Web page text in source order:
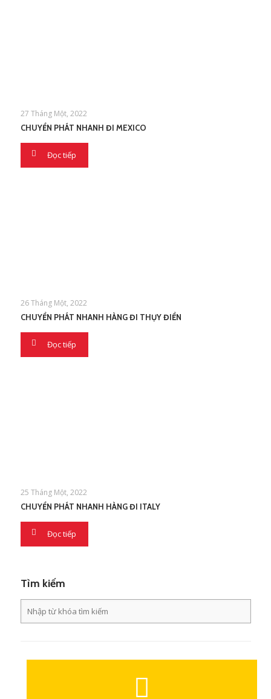
27 Tháng Một, 2022
CHUYỂN PHÁT NHANH ĐI MEXICO
Đọc tiếp
26 Tháng Một, 2022
CHUYỂN PHÁT NHANH HÀNG ĐI THỤY ĐIỂN
Đọc tiếp
25 Tháng Một, 2022
CHUYỂN PHÁT NHANH HÀNG ĐI ITALY
Đọc tiếp
Tìm kiếm